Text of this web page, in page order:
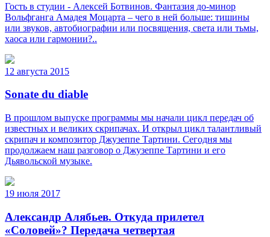
Гость в студии - Алексей Ботвинов. Фантазия до-минор
Вольфганга Амадея Моцарта – чего в ней больше: тишины
или звуков, автобиографии или посвящения, света или тьмы,
хаоса или гармонии?..
12 августа 2015
Sonate du diable
В прошлом выпуске программы мы начали цикл передач об
известных и великих скрипачах. И открыл цикл талантливый
скрипач и композитор Джузеппе Тартини. Сегодня мы
продолжаем наш разговор о Джузеппе Тартини и его
Дьявольской музыке.
19 июля 2017
Александр Алябьев. Откуда прилетел
«Соловей»? Передача четвертая